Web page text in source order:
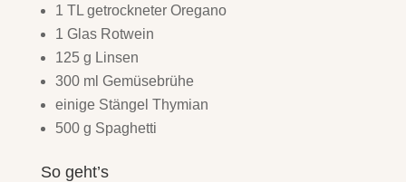
1 TL getrockneter Oregano
1 Glas Rotwein
125 g Linsen
300 ml Gemüsebrühe
einige Stängel Thymian
500 g Spaghetti
So geht’s